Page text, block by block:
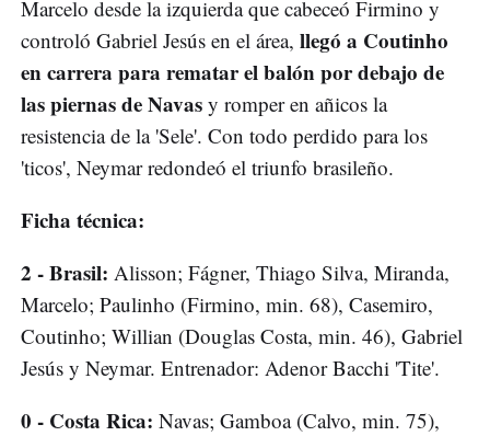
Marcelo desde la izquierda que cabeceó Firmino y
controló Gabriel Jesús en el área, llegó a Coutinho
en carrera para rematar el balón por debajo de
las piernas de Navas y romper en añicos la
resistencia de la 'Sele'. Con todo perdido para los
'ticos', Neymar redondeó el triunfo brasileño.
Ficha técnica:
2 - Brasil: Alisson; Fágner, Thiago Silva, Miranda,
Marcelo; Paulinho (Firmino, min. 68), Casemiro,
Coutinho; Willian (Douglas Costa, min. 46), Gabriel
Jesús y Neymar. Entrenador: Adenor Bacchi 'Tite'.
0 - Costa Rica: Navas; Gamboa (Calvo, min. 75),